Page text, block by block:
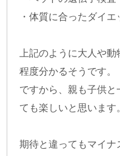
・体質に合ったダイ
上記のように大人や
程度分かるそうです。
ですから、親も子供
ても楽しいと思います
期待と違ってもマイ